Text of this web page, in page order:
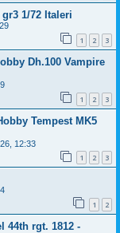
1/72 Italeri
1 2 3
Dh.100 Vampire
1 2 3
Tempest MK5
12:33
1 2 3
1 2
44th rgt. 1812 -